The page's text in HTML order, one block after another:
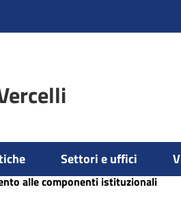
Settori e uffici
di mitigazione del “rischio
alle componenti istituzionali